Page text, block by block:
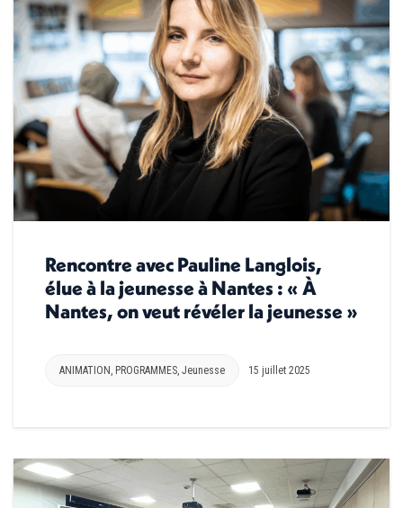
Rencontre avec Pauline Langlois,
élue à la jeunesse à Nantes : « À
Nantes, on veut révéler la jeunesse »
ANIMATION , PROGRAMMES, Jeunesse 15 juillet 2025